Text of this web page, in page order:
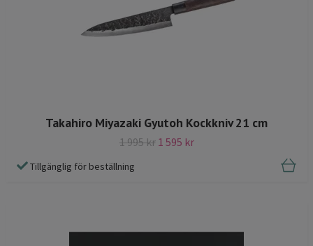
Takahiro Miyazaki Gyutoh Kockkniv 21 cm
1 995 kr 1 595 kr
Tillgänglig för beställning